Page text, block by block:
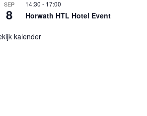
SEP
8
14:30 - 17:00
Horwath HTL Hotel Event
kalender